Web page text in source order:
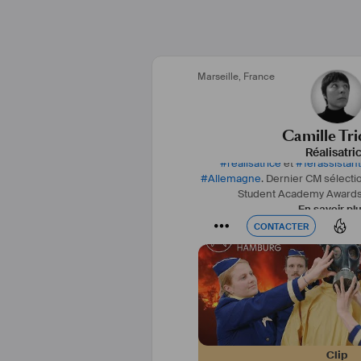
Marseille, France
Camille
#réalisatrice et#
#Allemagne. Dernier CM
Student Academy
En savoir
CONTACTER
CONTACTER
Clip